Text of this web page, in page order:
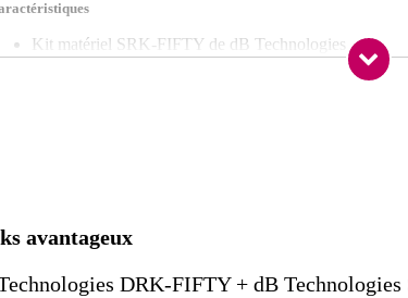
Kit matériel SRK-FIFTY de dB Technologies
Kit de quincaillerie supplémentaire pour le Flybar
avantageux
DRK-FIFTY + dB